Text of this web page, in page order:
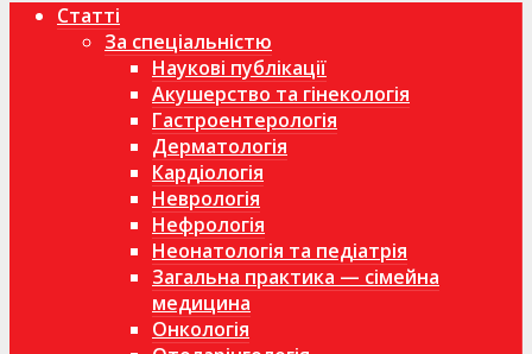
Статті
За спеціальністю
Наукові публікації
Акушерство та гінекологія
Гастроентерологія
Дерматологія
Кардіологія
Неврологія
Нефрологія
Неонатологія та педіатрія
Загальна практика — сімейна
медицина
Онкологія